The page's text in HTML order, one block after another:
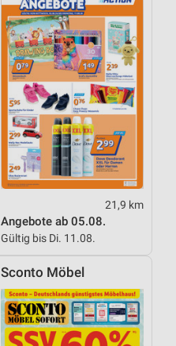
21,9 km
Angebote ab 05.08.
Gültig bis Di. 11.08.
Sconto Möbel